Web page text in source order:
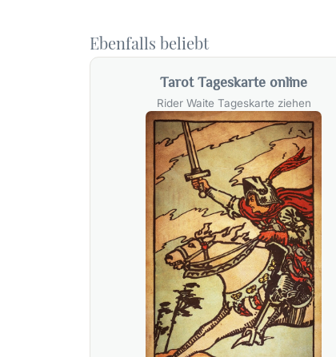
Ebenfalls beliebt
Tarot Tageskarte online
Rider Waite Tageskarte ziehen